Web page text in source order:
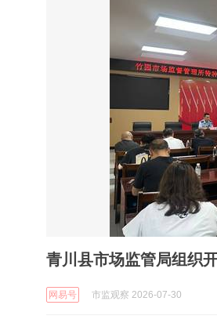
青川县市场监管局组织
网易号 市监观察 2026-07-30